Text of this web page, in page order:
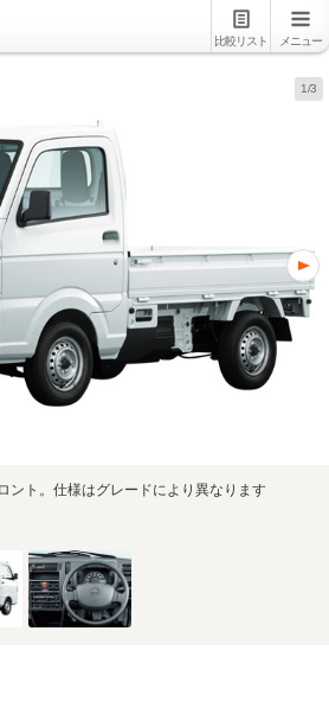
比較リスト メニュー
1/3
ント。仕様はグレードにより異なります